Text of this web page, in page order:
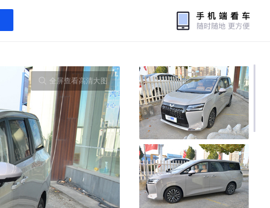
全屏查看高清大图